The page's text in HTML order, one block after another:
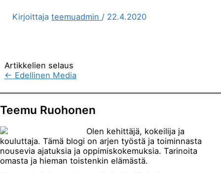
Kirjoittajateemuadmin / 22.4.2020
Artikkelien selaus
← Edellinen Media
Teemu Ruohonen
Olen kehittäjä, kokeilija ja
kouluttaja. Tämä blogi on arjen työstä ja toiminnasta
nousevia ajatuksia ja oppimiskokemuksia. Tarinoita
omasta ja hieman toistenkin elämästä.